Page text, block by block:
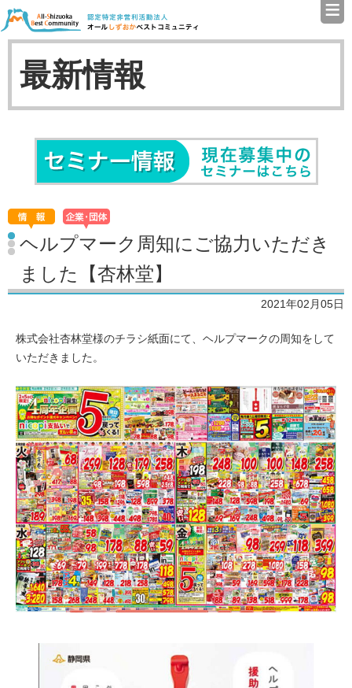
認定特定非営利活動法人（
≡
最新情報
ヘルプマーク周知にご協力いただき
ました【杏林堂】
2021年02月05日
株式会社杏林堂様のチラシ紙面にて、ヘルプマークの周知をして
いただきました。